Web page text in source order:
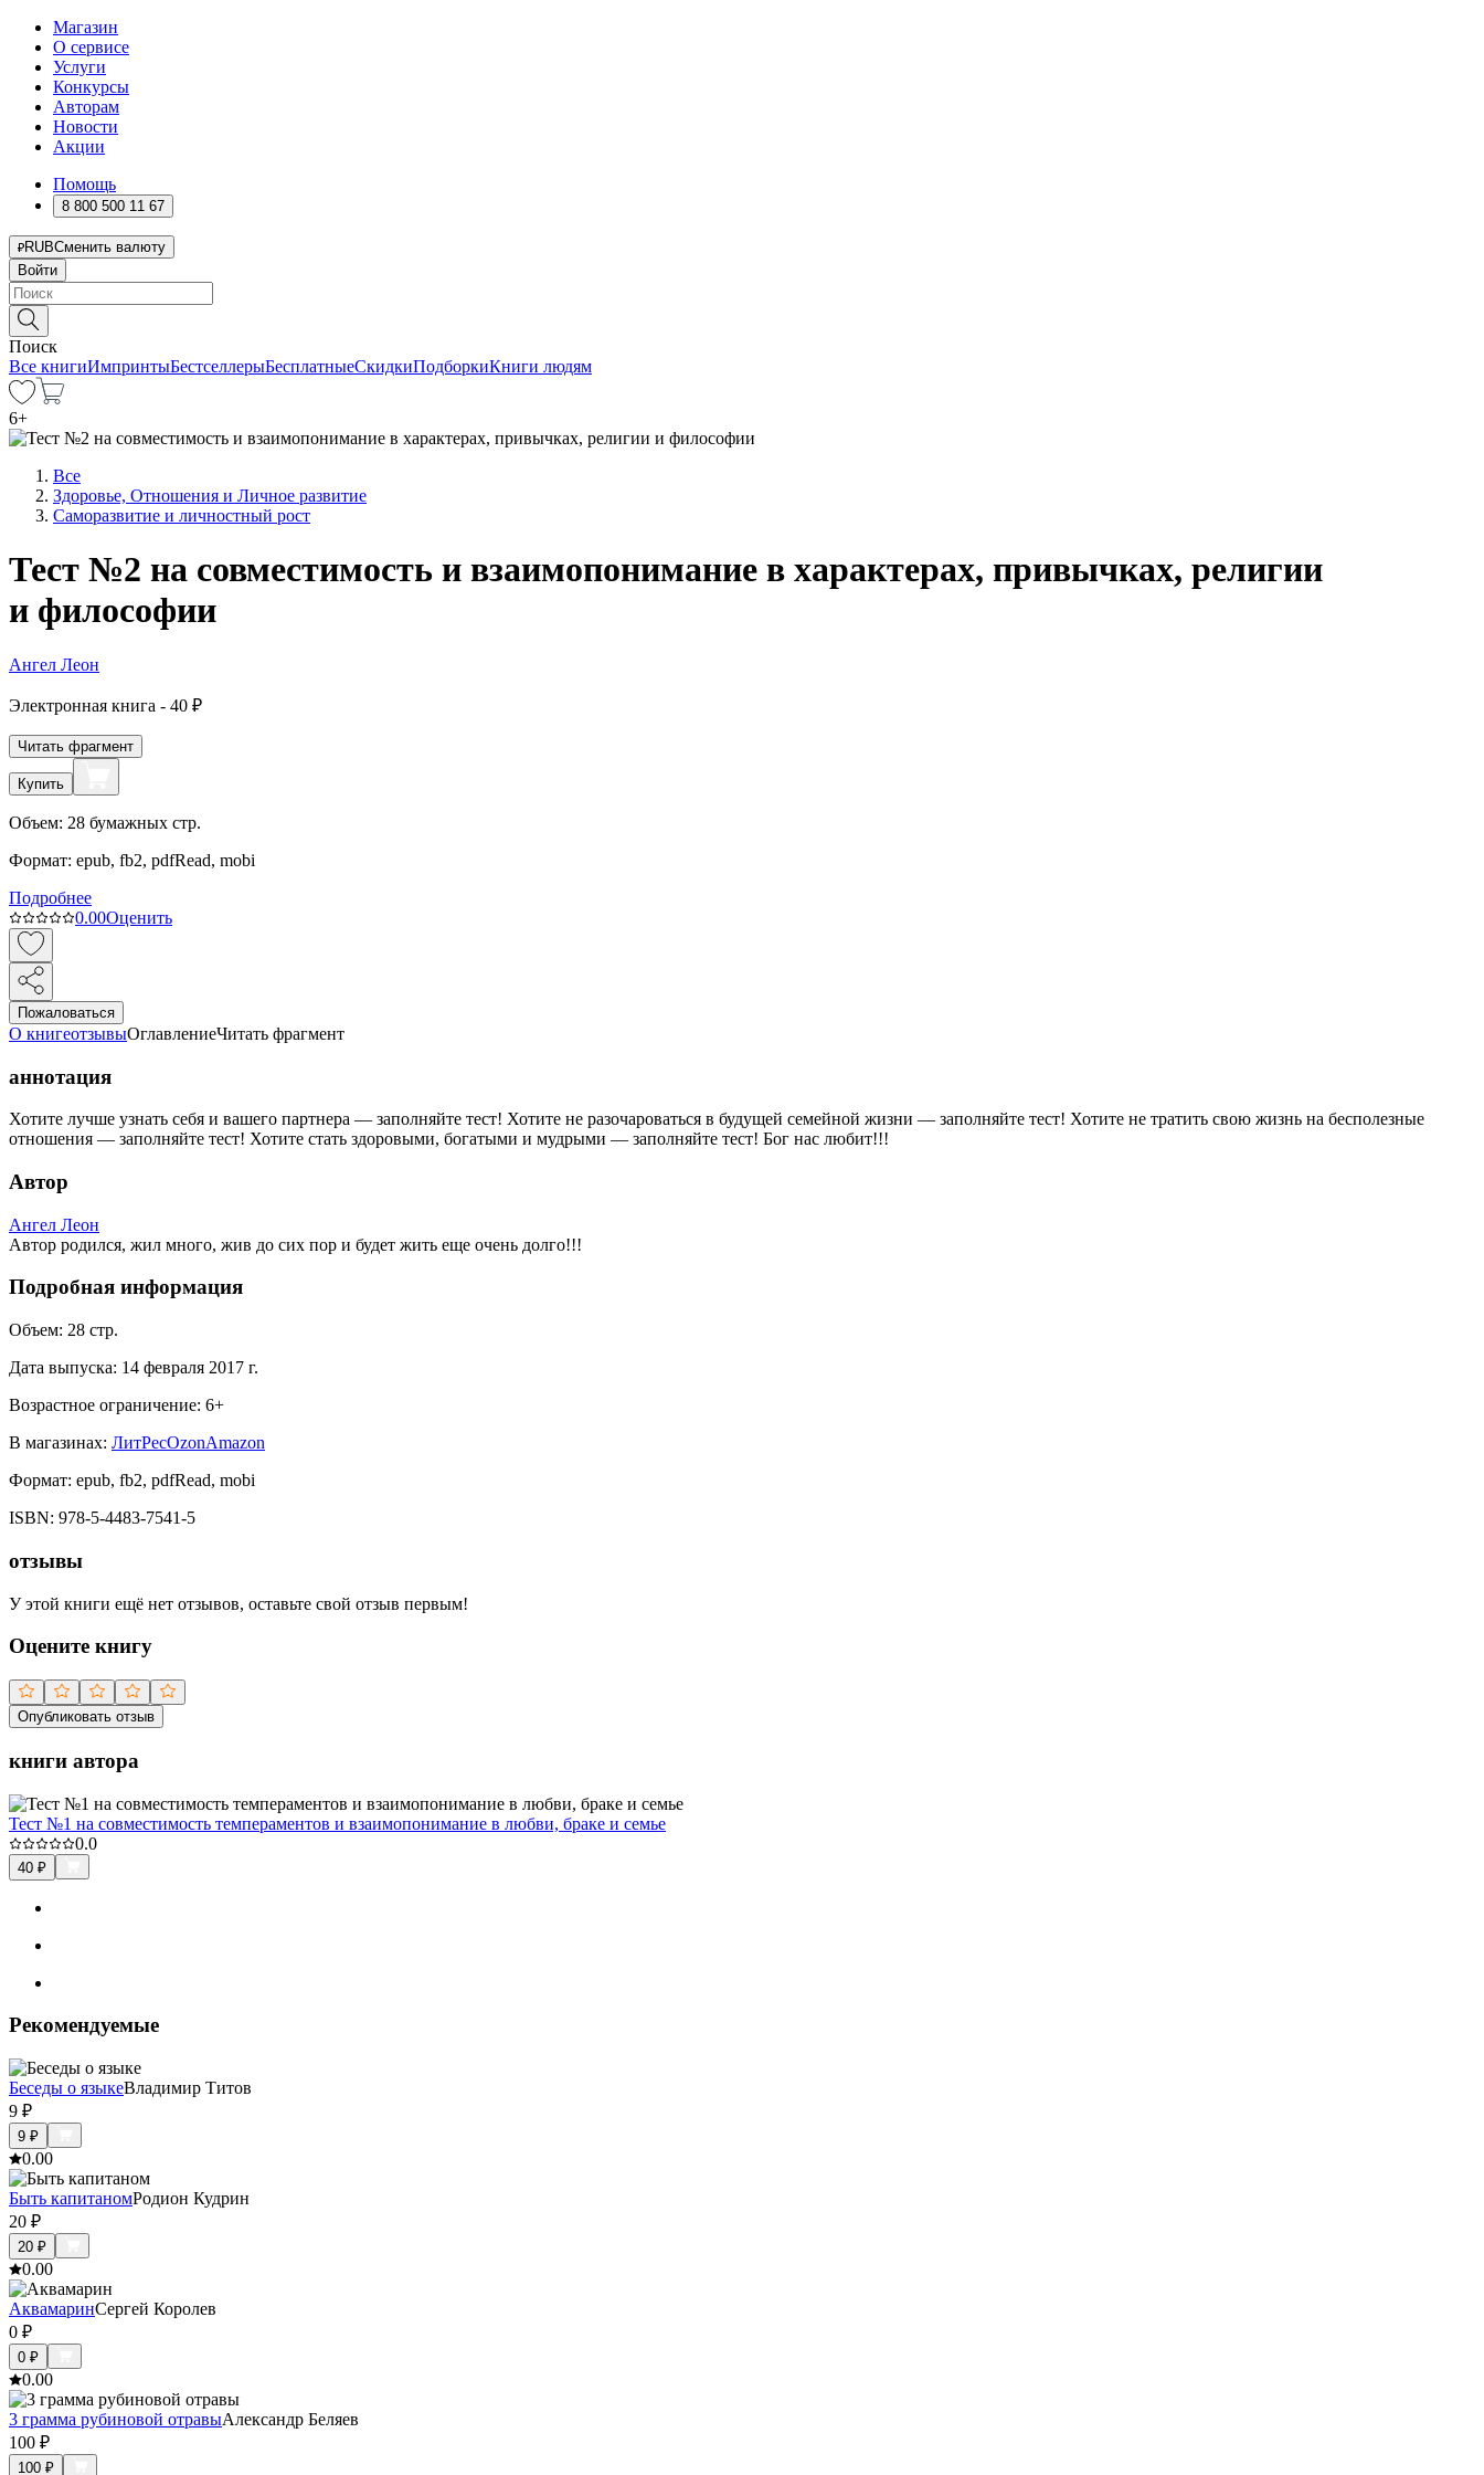
Магазин
О сервисе
Услуги
Конкурсы
Авторам
Новости
Акции
Помощь
8 800 500 11 67
RUBСменить валюту
Войти
Поиск
Все книгиИмпринтыБестселлерыБесплатныеСкидкиПодборкиКниги людям
6+
Все
Здоровье, Отношения и Личное развитие
Саморазвитие и личностный рост
Тест №2 на совместимость и взаимопонимание в характерах, привычках, религии
и философии
Ангел Леон
Электронная книга - 40 ₽
Читать фрагмент
Купить
Объем: 28 бумажных стр.
Формат: epub, fb2, pdfRead, mobi
Подробнее
0.00Оценить
Пожаловаться
О книгеотзывыОглавлениеЧитать фрагмент
аннотация
Хотите лучше узнать себя и вашего партнера — заполняйте тест! Хотите не разочароваться в будущей семейной жизни — заполняйте тест! Хотите не тратить свою жизнь на бесполезные
отношения — заполняйте тест! Хотите стать здоровыми, богатыми и мудрыми — заполняйте тест! Бог нас любит!!!
Автор
Ангел Леон
Автор родился, жил много, жив до сих пор и будет жить еще очень долго!!!
Подробная информация
Объем: 28 стр.
Дата выпуска: 14 февраля 2017 г.
Возрастное ограничение: 6+
В магазинах: ЛитРесOzonAmazon
Формат: epub, fb2, pdfRead, mobi
ISBN: 978-5-4483-7541-5
отзывы
У этой книги ещё нет отзывов, оставьте свой отзыв первым!
Оцените книгу
Опубликовать отзыв
книги автора
Тест №1 на совместимость темпераментов и взаимопонимание в любви, браке и семье
0.0
40 ₽
Рекомендуемые
Беседы о языкеВладимир Титов
9 ₽
9 ₽
0.00
Быть капитаномРодион Кудрин
20 ₽
20 ₽
0.00
АквамаринСергей Королев
0 ₽
0 ₽
0.00
3 грамма рубиновой отравыАлександр Беляев
100 ₽
100 ₽